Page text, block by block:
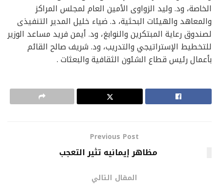
الخاصة، ود. وليد الزواوى الأمين العام لمجلس المراكز
والمعاهد والهيئات البحثية، د. ضياء خليل المدير التنفيذى
لصندوق رعاية المبتكرين والنوابغ، ود. أيمن فريد مساعد الوزير
للتخطيط الإستراتيجي والتدريب، ود. شريف صالح القائم
بأعمال رئيس قطاع الشئون الثقافية والبعثات .
Previous Post
مظاهر إيمانيه تثير التعجب
المقال التالي